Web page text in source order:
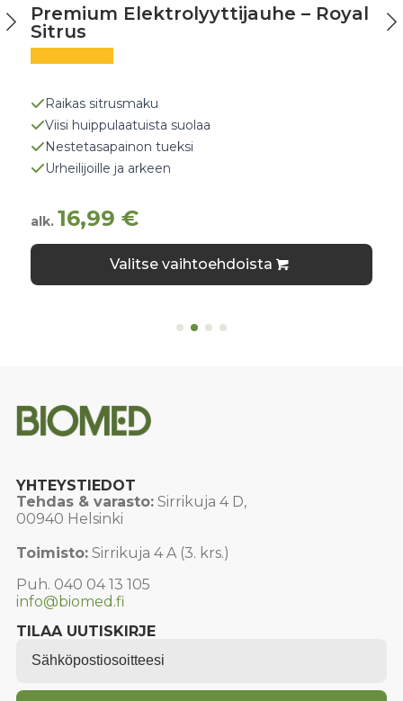
Raikas sitrusmaku
Viisi huippulaatuista suolaa
Nestetasapainon tueksi
Urheilijoille ja arkeen
alk. 16,99€
Premium Elektrolyyttijauhe – Royal
Sitrus
Valitse vaihtoehdoista
Tällä
on
sivulla.
YHTEYSTIEDOT
Tehdas & varasto:Sirrikuja 4 D,
00940 Helsinki
Toimisto:Sirrikuja 4 A (3. krs.)
Puh. 040 04 13 105
info@biomed.fi
TILAA UUTISKIRJE